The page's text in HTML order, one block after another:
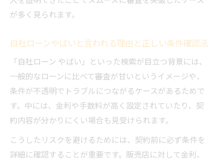
が多く見られます。
自社ローンやばいと言われる理由と正しい条件確認法
「自社ローン やばい」といった検索が目立つ背景には、
一般的なローンに比べて審査が甘いというイメージや、
条件が不透明でトラブルにつながるケースがあるためで
す。中には、金利や手数料が高く設定されていたり、契
約内容が分かりにくい場合も見受けられます。
こうしたリスクを避けるためには、契約前に必ず条件を
詳細に確認することが重要です。販売店に対して金利、